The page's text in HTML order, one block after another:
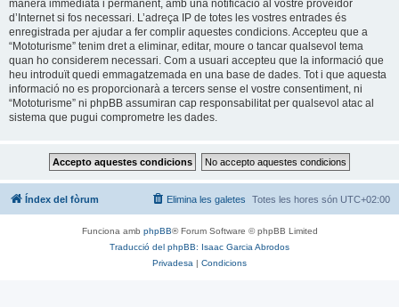
manera immediata i permanent, amb una notificació al vostre proveïdor
d’Internet si fos necessari. L’adreça IP de totes les vostres entrades és
enregistrada per ajudar a fer complir aquestes condicions. Accepteu que a
“Mototurisme” tenim dret a eliminar, editar, moure o tancar qualsevol tema
quan ho considerem necessari. Com a usuari accepteu que la informació que
heu introduït quedi emmagatzemada en una base de dades. Tot i que aquesta
informació no es proporcionarà a tercers sense el vostre consentiment, ni
“Mototurisme” ni phpBB assumiran cap responsabilitat per qualsevol atac al
sistema que pugui comprometre les dades.
Índex del fòrum Totes les hores són UTC+02:00
Elimina les galetes
Funciona amb phpBB® Forum Software © phpBB Limited
Traducció del phpBB: Isaac Garcia Abrodos
Privadesa | Condicions